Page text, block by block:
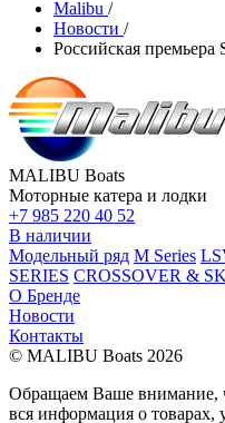
Malibu /
Новости /
Российская премьера
MALIBU Boats
Моторные катера и лодки
+7 985 220 40 52
В наличии
Модельный ряд M Series
SERIES CROSSOVER &
О Бренде
Новости
Контакты
© MALIBU Boats 2026
Обращаем Ваше внимание,
вся информация о товарах,